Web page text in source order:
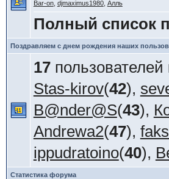
Bar-on, djmaximus1980, Алль
Полный список
Поздравляем с днем рождения наших
17пользователей
Stas-kirov(42),
B@nder@S(43),
Andrewa2(47),
ippudratoino(40),
Статистика форума